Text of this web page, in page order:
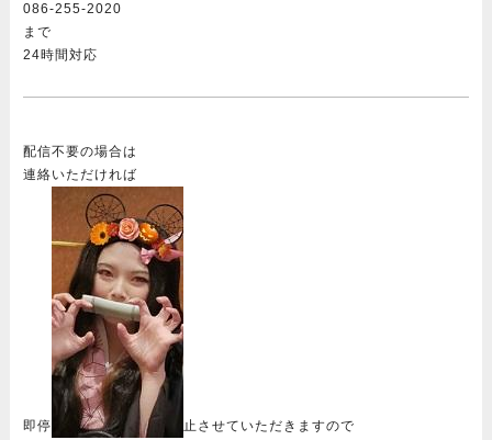
086-255-2020
まで
24時間対応
配信不要の場合は
連絡いただければ
即停
止させていただきますので